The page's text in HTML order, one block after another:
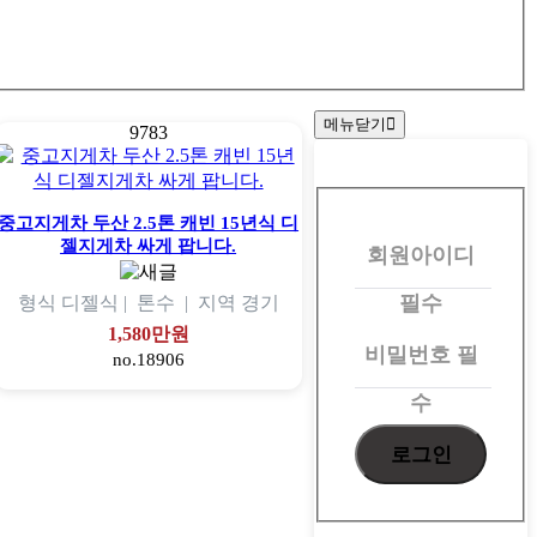
9783
고지게차 두산 2.5톤 캐빈 15년식 디
젤지게차 싸게 팝니다.
형식 디젤식 | 톤수 | 지역 경기
1,580만원
no.18906
메뉴닫기
회
회원아이디
필수
비밀번호필
수